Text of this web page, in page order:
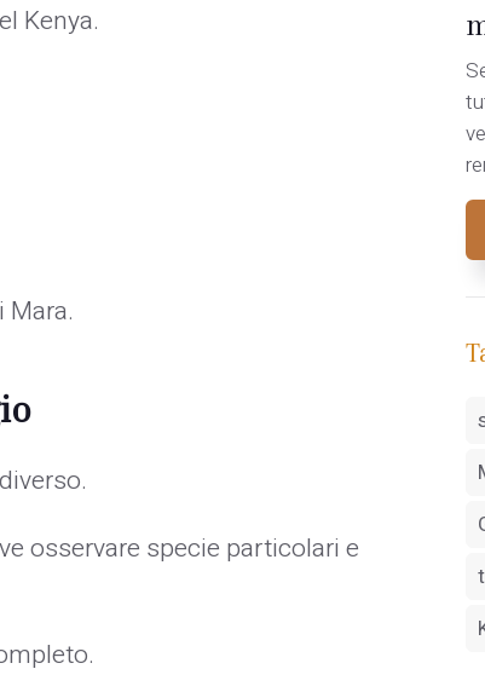
Kenya.
Mara.
osservare specie particolari e